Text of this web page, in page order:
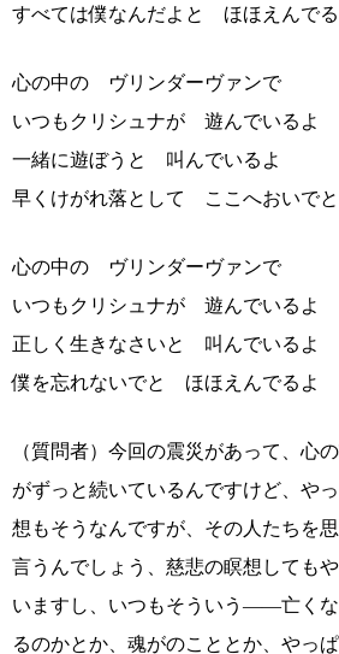
すべては僕なんだよと ほほえんでる
心の中の ヴリンダーヴァンで
いつもクリシュナが 遊んでいるよ
一緒に遊ぼうと 叫んでいるよ
早くけがれ落として ここへおいでと
心の中の ヴリンダーヴァンで
いつもクリシュナが 遊んでいるよ
正しく生きなさいと 叫んでいるよ
僕を忘れないでと ほほえんでるよ
（質問者）今回の震災があって、心
がずっと続いているんですけど、や
想もそうなんですが、その人たちを
言うんでしょう、慈悲の瞑想しても
いますし、いつもそういう――亡く
るのかとか、魂がのこととか、やっ